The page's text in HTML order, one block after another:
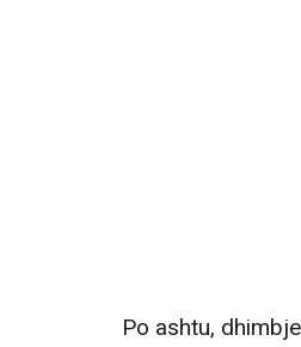
Po ashtu,